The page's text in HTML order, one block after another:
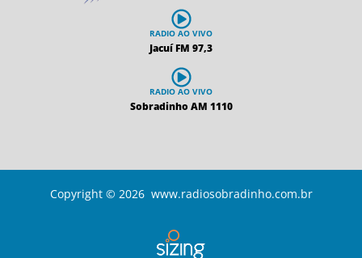
RADIO AO VIVO
Jacuí FM 97,3
RADIO AO VIVO
Sobradinho AM 1110
Copyright © 2026 www.radiosobradinho.com.br